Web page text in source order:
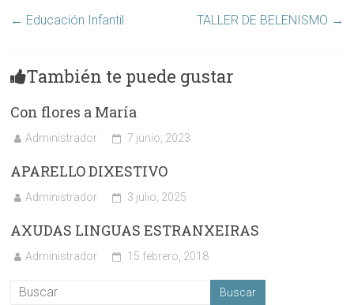
← Educación Infantil TALLER DE BELENISMO →
También te puede gustar
Con flores a María
Administrador 7 junio, 2023
APARELLO DIXESTIVO
Administrador 3 julio, 2025
AXUDAS LINGUAS ESTRANXEIRAS
Administrador 15 febrero, 2018